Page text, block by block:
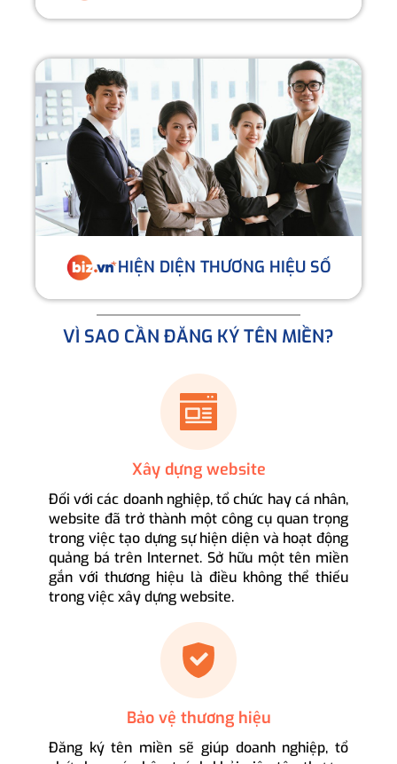
HIỆN DIỆN THƯƠNG HIỆU SỐ
VÌ SAO CẦN ĐĂNG KÝ TÊN MIỀN?
Xây dựng website
Đối với các doanh nghiệp, tổ chức hay cá nhân,
website đã trở thành một công cụ quan trọng
trong việc tạo dựng sự hiện diện và hoạt động
quảng bá trên Internet. Sở hữu một tên miền
gắn với thương hiệu là điều không thể thiếu
trong việc xây dựng website.
Bảo vệ thương hiệu
Đăng ký tên miền sẽ giúp doanh nghiệp, tổ